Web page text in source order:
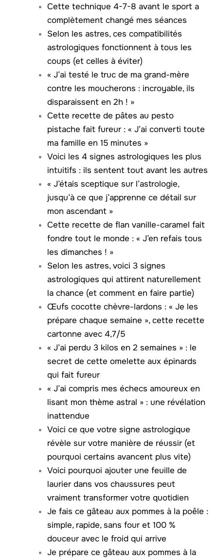
Cette technique 4-7-8 avant le sport a
complètement changé mes séances
Selon les astres, ces compatibilités
astrologiques fonctionnent à tous les
coups (et celles à éviter)
« J’ai testé le truc de ma grand-mère
contre les moucherons : incroyable, ils
disparaissent en 2h ! »
Cette recette de pâtes au pesto
pistache fait fureur : « J’ai converti toute
ma famille en 15 minutes »
Voici les 4 signes astrologiques les plus
intuitifs : ils sentent tout avant les autres
« J’étais sceptique sur l’astrologie,
jusqu’à ce que j’apprenne ce détail sur
mon ascendant »
Cette recette de flan vanille-caramel fait
fondre tout le monde : « J’en refais tous
les dimanches ! »
Selon les astres, voici 3 signes
astrologiques qui attirent naturellement
la chance (et comment en faire partie)
Œufs cocotte chèvre-lardons : « Je les
prépare chaque semaine », cette recette
cartonne avec 4,7/5
« J’ai perdu 3 kilos en 2 semaines » : le
secret de cette omelette aux épinards
qui fait fureur
« J’ai compris mes échecs amoureux en
lisant mon thème astral » : une révélation
inattendue
Voici ce que votre signe astrologique
révèle sur votre manière de réussir (et
pourquoi certains avancent plus vite)
Voici pourquoi ajouter une feuille de
laurier dans vos chaussures peut
vraiment transformer votre quotidien
Je fais ce gâteau aux pommes à la poêle :
simple, rapide, sans four et 100 %
douceur avec le froid qui arrive
Je prépare ce gâteau aux pommes à la